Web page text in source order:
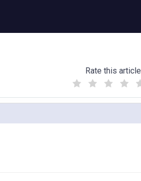
Rate this article
(
)